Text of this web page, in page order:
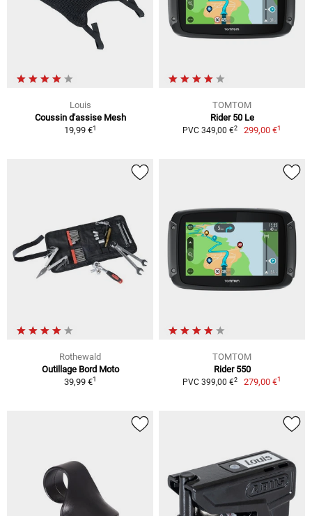
Louis
Coussin d'assise Mesh
19,99 €1
TOMTOM
Rider 50 Le
PVC 349,00 €2 299,00 €1
Rothewald
Outillage Bord Moto
39,99 €1
TOMTOM
Rider 550
PVC 399,00 €2 279,00 €1